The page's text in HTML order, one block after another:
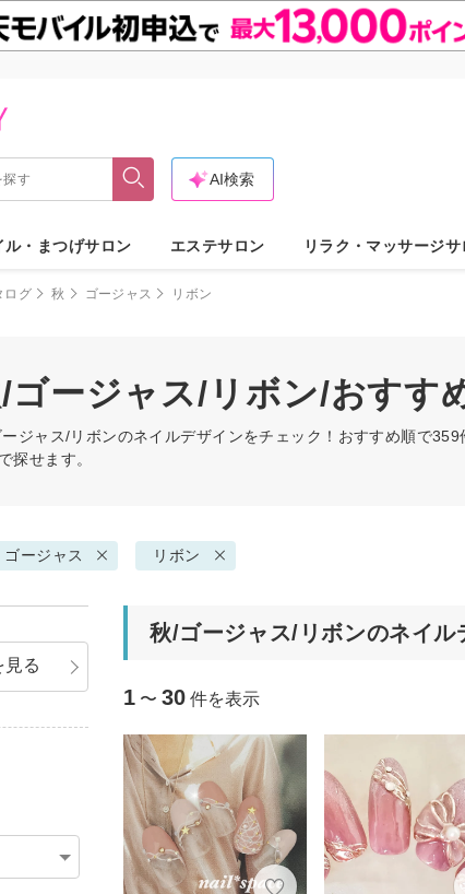
AI検索
ル・まつげサロン エステサロン リラク・マッサージサ
ログ 秋 ゴージャス リボン
ゴージャス/リボン/おすす
ジャス/リボンのネイルデザインをチェック！おすすめ順で
探せます。
ゴージャス リボン
秋/ゴージャス/リボンのネイル
1 〜 30 件を表示
見る